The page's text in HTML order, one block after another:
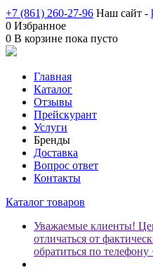
+7 (861) 260-27-96 Наш сайт -
0 Избранное
0 В корзине пока пусто
Главная
Каталог
Отзывы
Прейскурант
Услуги
Бренды
Доставка
Вопрос ответ
Контакты
Каталог товаров
Уважаемые клиенты!
отличаться от
обратиться по